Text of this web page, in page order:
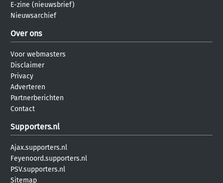
E-zine (nieuwsbrief)
Nieuwsarchief
Over ons
Voor webmasters
Disclaimer
Privacy
Adverteren
Partnerberichten
Contact
Supporters.nl
Ajax.supporters.nl
Feyenoord.supporters.nl
PSV.supporters.nl
Sitemap